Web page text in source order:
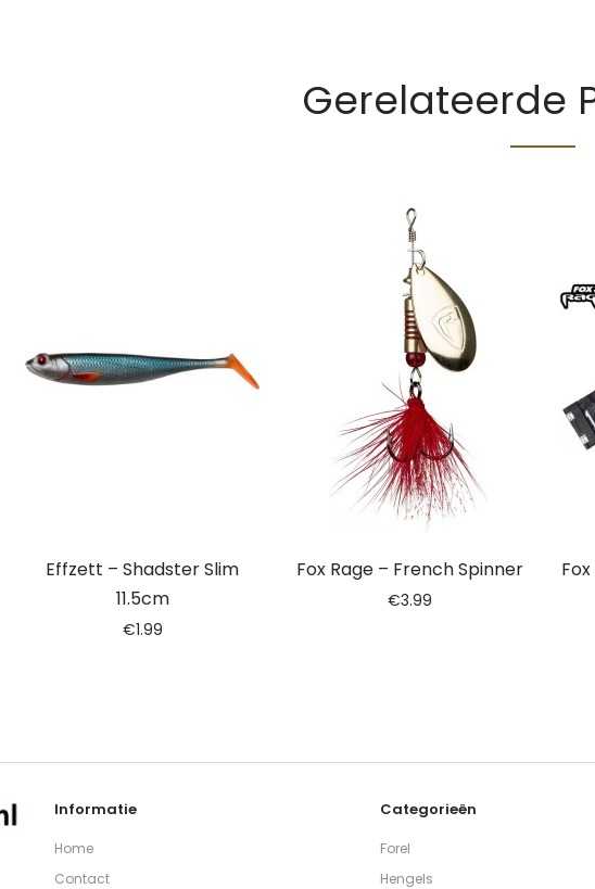
Gerelateerde
Effzett – Shadster Slim
11.5cm
€1.99
Fox Rage – French Spinner
€3.99
Informatie
Home
Contact
Categorieën
Forel
Hengels